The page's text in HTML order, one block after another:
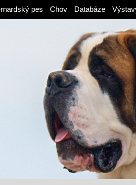
pes Chov Databáze